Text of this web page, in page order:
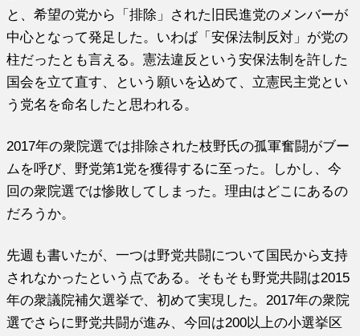
と、希望の党から「排除」された旧民進党のメンバーが
中心となって発足した。いわば「安保法制反対」が党の
柱だったとも言える。憲法違反という安保法制を許した
国会を立て直す、という願いを込めて、立憲民主党とい
う党名を命名したと思われる。
2017年の衆院選では排除された枝野氏の孤軍奮闘がブー
ムを呼び、野党第1党を獲得するに至った。しかし、今
回の衆院選では惨敗してしまった。理由はどこにあるの
だろうか。
先週も書いたが、一つは野党共闘について国民から支持
されなかったという点である。そもそも野党共闘は2015
年の衆議院補欠選挙で、初めて実現した。2017年の衆院
選でさらに野党共闘が進み、今回は200以上の小選挙区